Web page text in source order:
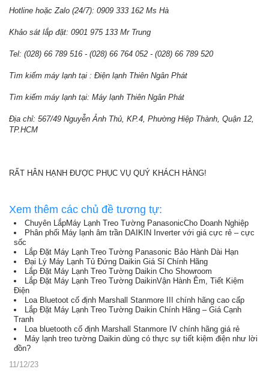
Hotline hoặc Zalo (24/7): 0909 333 162 Ms Hà
Khảo sát lắp đặt: 0901 975 133 Mr Trung
Tel: (028) 66 789 516 - (028) 66 764 052 - (028) 66 789 520
Tìm kiếm máy lạnh tại : Điện lạnh Thiên Ngân Phát
Tìm kiếm máy lạnh tại: Máy lạnh Thiên Ngân Phát
Địa chỉ: 567/49 Nguyễn Ảnh Thủ, KP.4, Phường Hiệp Thành, Quận 12,
TP.HCM
RẤT HÂN HẠNH ĐƯỢC PHỤC VỤ QUÝ KHÁCH HÀNG!
Xem thêm các chủ đề tương tự:
Chuyên LắpMáy Lạnh Treo Tường PanasonicCho Doanh Nghiệp
Phân phối Máy lạnh âm trần DAIKIN Inverter với giá cực rẻ – cực
sốc
Lắp Đặt Máy Lạnh Treo Tường Panasonic Bảo Hành Dài Hạn
Đại Lý Máy Lạnh Tủ Đứng Daikin Giá Sỉ Chính Hãng
Lắp Đặt Máy Lạnh Treo Tường Daikin Cho Showroom
Lắp Đặt Máy Lạnh Treo Tường DaikinVận Hành Êm, Tiết Kiệm
Điện
Loa Bluetoot cố định Marshall Stanmore III chính hãng cao cấp
Lắp Đặt Máy Lạnh Treo Tường Daikin Chính Hãng – Giá Cạnh
Tranh
Loa bluetooth cố định Marshall Stanmore IV chính hãng giá rẻ
Máy lạnh treo tường Daikin dùng có thực sự tiết kiệm điện như lời
đồn?
11/12/23